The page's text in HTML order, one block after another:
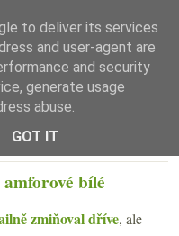
bílé
zmiňoval dříve, ale
to deliver its services
and user-agent are
and security
generate usage
abuse.
GOT IT